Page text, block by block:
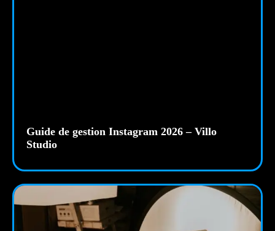
Guide de gestion Instagram 2026 – Villo
Studio